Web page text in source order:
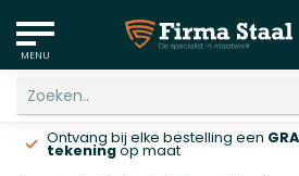
MENU
Ontvang bij elke bestelling een
tekeningop maat